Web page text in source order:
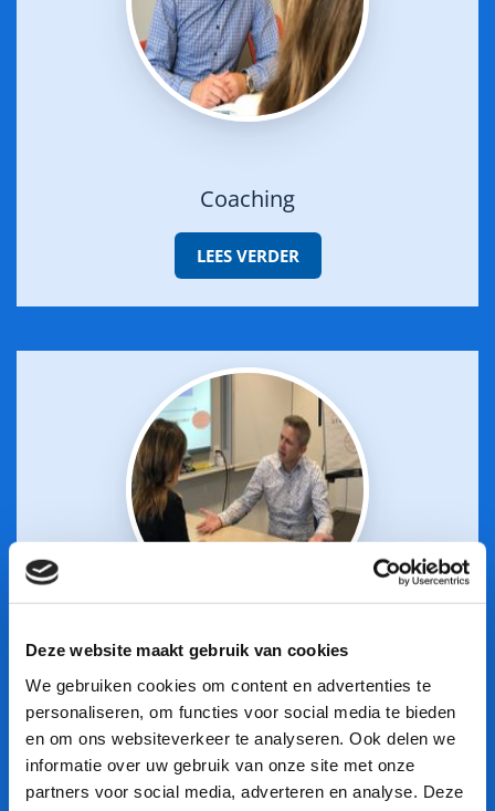
Deze website maakt gebruik van cookies
We gebruiken cookies om content en advertenties te
personaliseren, om functies voor social media te bieden
en om ons websiteverkeer te analyseren. Ook delen we
informatie over uw gebruik van onze site met onze
partners voor social media, adverteren en analyse. Deze
Coaching
LEES VERDER
Trainingsacteren
LEES VERDER